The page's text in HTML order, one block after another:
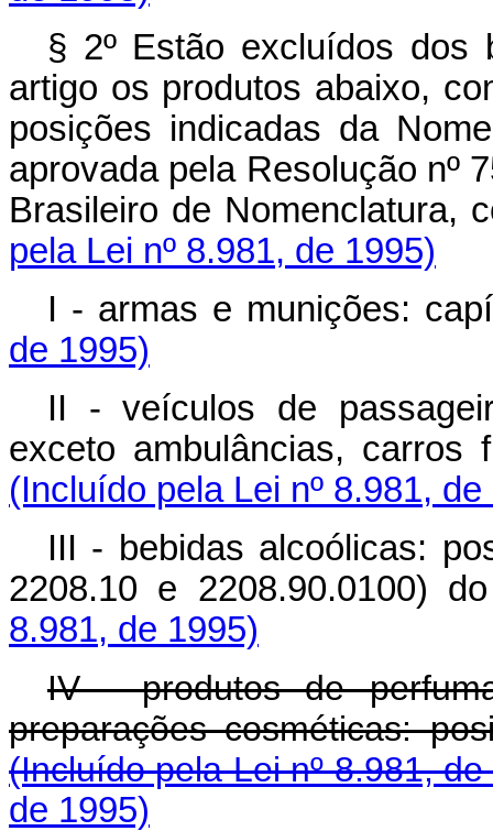
§ 2º Estão excluídos dos
artigo os produtos abaixo,
posições indicadas da
aprovada pela Resolução nº
Brasileiro de Nomenclatura,
pela Lei nº 8.981, de 1995)
I - armas e munições:
de 1995)
II - veículos de
exceto ambulâncias, carros
(Incluído pela Lei nº 8.981, de
III - bebidas alcoólicas:
2208.10 e 2208.90.0100)
8.981, de 1995)
IV - produtos de
preparações cosméticas:
(Incluído pela Lei nº 8.981,
de 1995)